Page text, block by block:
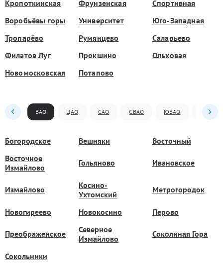
Кропоткинская Фрунзенская
Спортивная
Воробьёвы горы
Университет
Юго-Западная
Тропарёво
Румянцево
Саларьево
Филатов Луг
Прокшино
Ольховая
Новомосковская
Потапово
ВАО ЦАО САО СВАО ЮВАО ЮАО
Богородское Вешняки
Восточный
Восточное
Измайлово
Гольяново Ивановское
Измайлово
Косино-
Ухтомский
Метрогородок
Новогиреево Новокосино Перово
Преображенское
Северное
Измайлово
Соколиная Гора
Сокольники